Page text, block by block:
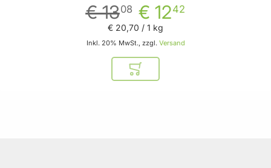
€ 1242
€ 1308
Inkl. 20% MwSt., zzgl. Versand
€ 20,70 / 1 kg
In den Warenkorb